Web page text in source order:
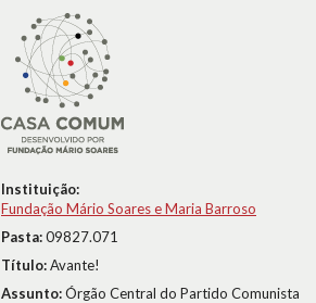
Instituição:
Fundação Mário Soares e Maria Barroso
Pasta:09827.071
Título:Avante!
Assunto:Órgão Central do Partido Comunista